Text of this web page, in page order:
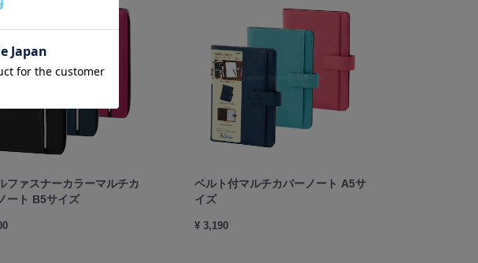
ファスナーカラーマルチカ
ート B5サイズ
ベルト付マルチカバーノート A5サ
イズ
¥ 3,190